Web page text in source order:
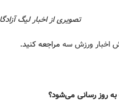
تصویری از اخبار لیگ
اخبار ورزش سه مراجعه کنید.
روز رسانی می‌شود؟